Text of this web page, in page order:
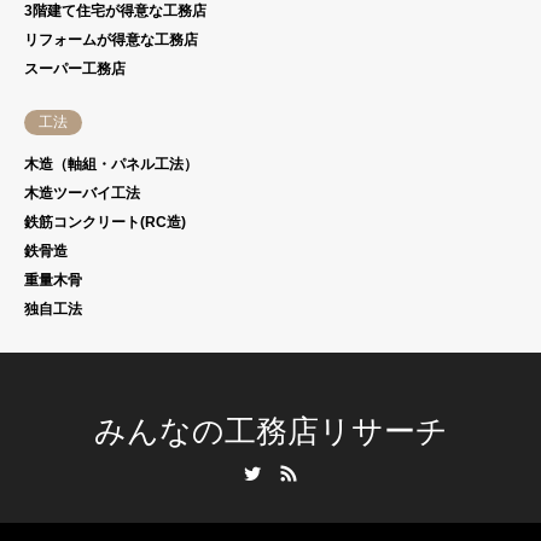
3階建て住宅が得意な工務店
リフォームが得意な工務店
スーパー工務店
工法
木造（軸組・パネル工法）
木造ツーバイ工法
鉄筋コンクリート(RC造)
鉄骨造
重量木骨
独自工法
みんなの工務店リサーチ